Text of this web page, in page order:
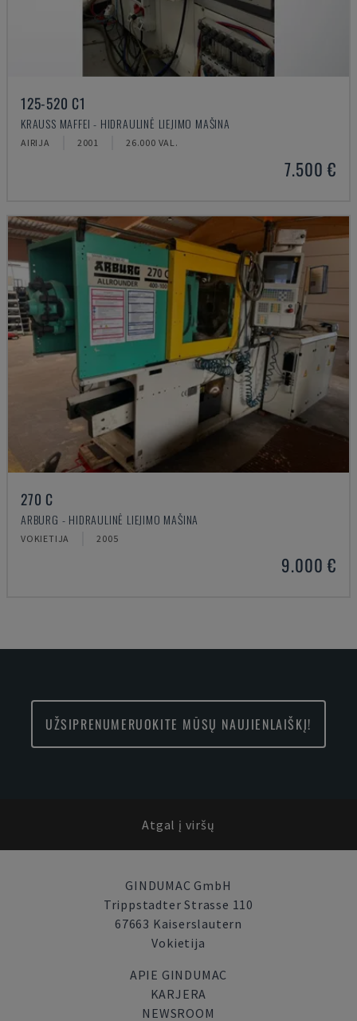
125-520 C1
KRAUSS MAFFEI - HIDRAULINĖ LIEJIMO MAŠINA
AIRIJA 2001 26.000 VAL.
7.500 €
270 C
ARBURG - HIDRAULINĖ LIEJIMO MAŠINA
VOKIETIJA 2005
9.000 €
UŽSIPRENUMERUOKITE MŪSŲ NAUJIENLAIŠKĮ!
Atgal į viršų
GINDUMAC GmbH
Trippstadter Strasse 110
67663 Kaiserslautern
Vokietija
APIE GINDUMAC
KARJERA
NEWSROOM